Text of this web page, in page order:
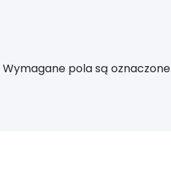
Wymagane pola są oznaczone